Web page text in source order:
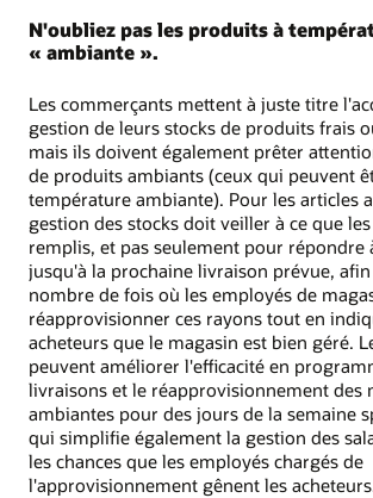
N'oubliez pas les produits à
« ambiante ».
Les commerçants mettent à juste titre
gestion de leurs stocks de produits frais
mais ils doivent également prêter
de produits ambiants (ceux qui peuvent
température ambiante). Pour les articles
gestion des stocks doit veiller à ce que
remplis, et pas seulement pour répondre
jusqu'à la prochaine livraison prévue,
nombre de fois où les employés de
réapprovisionner ces rayons tout en
acheteurs que le magasin est bien géré.
peuvent améliorer l'efficacité en
livraisons et le réapprovisionnement des
ambiantes pour des jours de la semaine
qui simplifie également la gestion des
les chances que les employés chargés de
l'approvisionnement gênent les